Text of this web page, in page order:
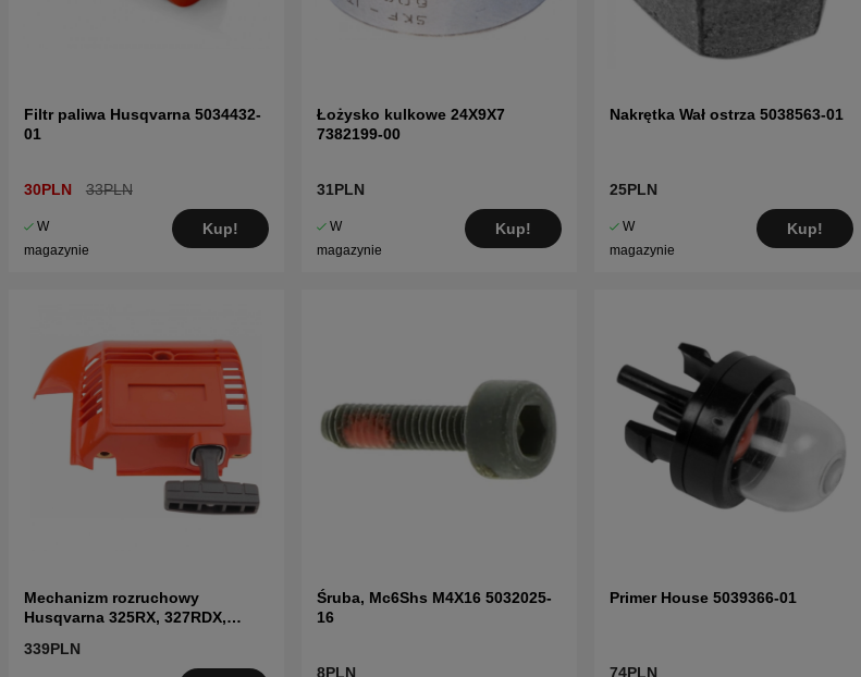
Filtr paliwa Husqvarna 5034432-
01
30PLN 33PLN
W
magazynie
Kup!
Łożysko kulkowe 24X9X7
7382199-00
31PLN
W
magazynie
Kup!
Nakrętka Wał ostrza 5038563-01
25PLN
W
magazynie
Kup!
Mechanizm rozruchowy
Husqvarna 325RX, 327RDX,
339PLN
Śruba, Mc6Shs M4X16 5032025-
16
8PLN
Primer House 5039366-01
74PLN